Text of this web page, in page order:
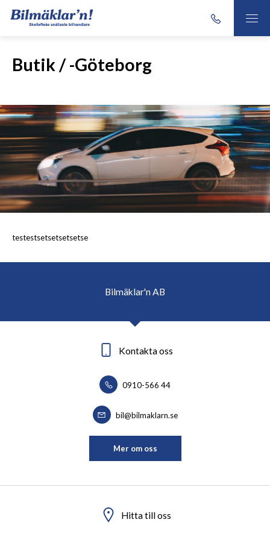
Butik / -Göteborg
testestsetsetsetsetse
Bilmäklar'n AB
Kontakta oss
0910-566 44
bil@bilmaklarn.se
Mer om oss
Hitta till oss